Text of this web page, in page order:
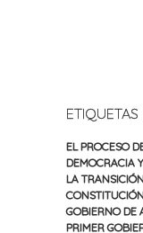
ETIQUETAS
EL PROCESO
DEMOCRACIA
LA
GOBIERNO DE
PRIMER